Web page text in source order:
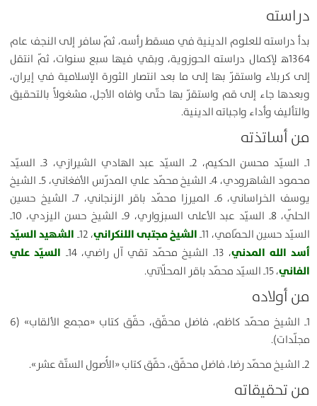
دراسته
بدأ دراسته للعلوم الدينية في مسقط رأسه، ثمّ سافر إلى النجف عام
1364ﻫ لإكمال دراسته الحوزوية، وبقي فيها سبع سنوات، ثمّ انتقل
إلى كربلاء واستقرّ بها إلى ما بعد انتصار الثورة الإسلامية في إيران،
وبعدها جاء إلى قم واستقرّ بها حتّى وافاه الأجل، مشغولاً بالتحقيق
والتأليف وأداء واجباته الدينية.
من أساتذته
1ـ السيّد محسن الحكيم، 2ـ السيّد عبد الهادي الشيرازي، 3ـ السيّد
محمود الشاهرودي، 4ـ الشيخ محمّد علي المدرّس الأفغاني، 5ـ الشيخ
يوسف الخراساني، 6ـ الميرزا محمّد باقر الزنجاني، 7ـ الشيخ حسين
الحلّي، 8ـ السيّد عبد الأعلى السبزواري، 9ـ الشيخ حسن اليزدي، 10ـ
السيّد حسين الحمّامي، 11ـ
الشيخ مجتبى اللنكراني، 12ـ
الشهيد السيّد
أسد الله المدني، 13ـ الشيخ محمّد تقي آل راضي، 14ـ
السيّد علي
الفاني، 15ـ السيّد محمّد باقر المحلّاتي.
من أولاده
1ـ الشيخ محمّد كاظم، فاضل محقّق، حقّق كتاب «مجمع الألقاب» (6
مجلّدات).
2ـ الشيخ محمّد رضا، فاضل محقّق، حقّق كتاب «الأُصول الستّة عشر».
من تحقيقاته